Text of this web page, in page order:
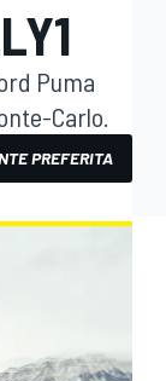
Puma
Carlo.
PREFERITA